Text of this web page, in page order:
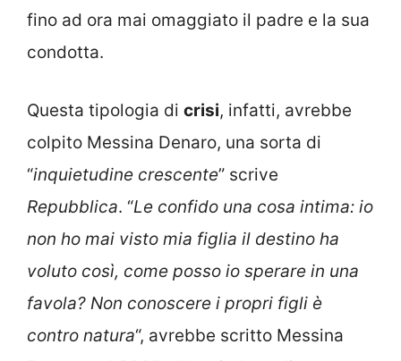
fino ad ora mai omaggiato il padre e la sua
condotta.
Questa tipologia di crisi, infatti, avrebbe
colpito Messina Denaro, una sorta di
“inquietudine crescente” scrive
Repubblica. “Le confido una cosa intima: io
non ho mai visto mia figlia il destino ha
voluto così, come posso io sperare in una
favola? Non conoscere i propri figli è
contro natura“, avrebbe scritto Messina